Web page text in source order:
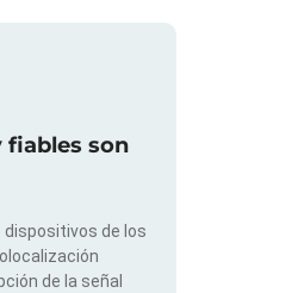
fiables son
dispositivos de los
de la señal